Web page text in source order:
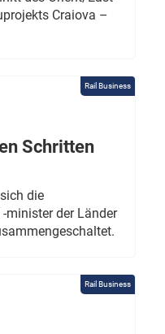
Craiova –
Rail Business
Schritten
die
minister der Länder
Rail Business